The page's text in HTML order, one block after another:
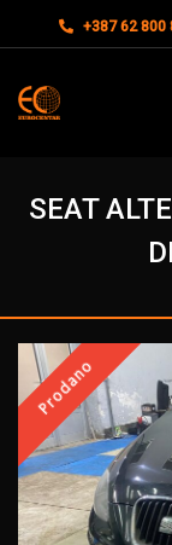
+387 62 800
SEAT
Prodano